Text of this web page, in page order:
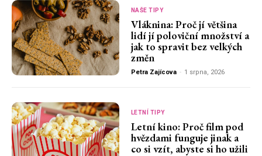
NAŠE TIPY
Vláknina: Proč jí většina
lidí jí poloviční množství a
jak to spravit bez velkých
změn
Petra Zajícova - 1 srpna, 2026
LETNÍ TIPY
Letní kino: Proč film pod
hvězdami funguje jinak a
co si vzít, abyste si ho užili